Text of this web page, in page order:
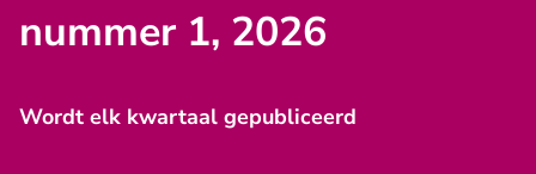
nummer 1, 2026
Wordt elk kwartaal gepubliceerd